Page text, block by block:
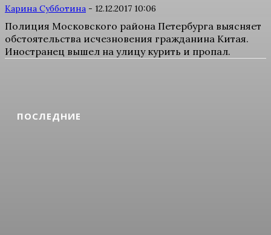
ПОСЛЕДНИЕ
Карина Субботина - 12.12.2017 10:06
Полиция Московского района Петербурга выясняет
обстоятельства исчезновения гражданина Китая.
Иностранец вышел на улицу курить и пропал.